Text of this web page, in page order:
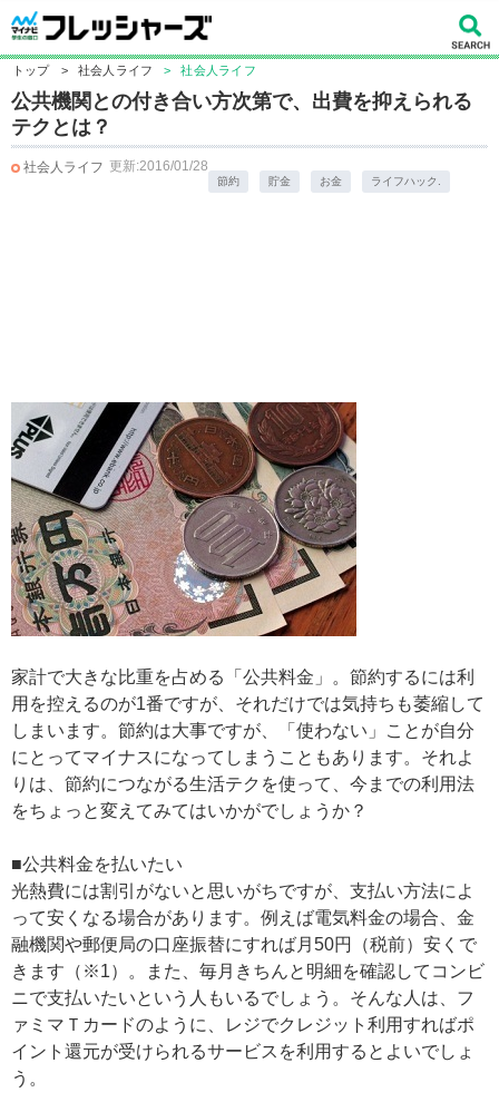
トップ > 社会人ライフ > 社会人ライフ
公共機関との付き合い方次第で、出費を抑えられる
テクとは？
社会人ライフ 更新:2016/01/28
節約 貯金 お金 ライフハック.
家計で大きな比重を占める「公共料金」。節約するには利
用を控えるのが1番ですが、それだけでは気持ちも萎縮して
しまいます。節約は大事ですが、「使わない」ことが自分
にとってマイナスになってしまうこともあります。それよ
りは、節約につながる生活テクを使って、今までの利用法
をちょっと変えてみてはいかがでしょうか？
■公共料金を払いたい
光熱費には割引がないと思いがちですが、支払い方法によ
って安くなる場合があります。例えば電気料金の場合、金
融機関や郵便局の口座振替にすれば月50円（税前）安くで
きます（※1）。また、毎月きちんと明細を確認してコンビ
ニで支払いたいという人もいるでしょう。そんな人は、フ
ァミマＴカードのように、レジでクレジット利用すればポ
イント還元が受けられるサービスを利用するとよいでしょ
う。